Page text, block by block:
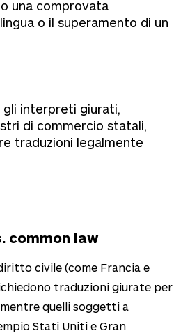
una comprovata
o il superamento di un
interpreti giurati,
di commercio statali,
traduzioni legalmente
common law
civile (come Francia e
traduzioni giurate per
quelli soggetti a
Stati Uniti e Gran